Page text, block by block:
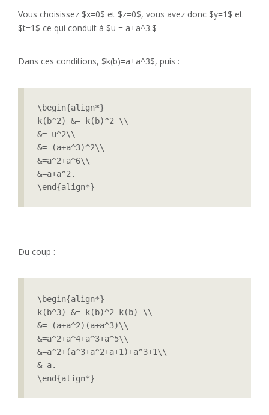
Vous choisissez $x=0$ et $z=0$, vous avez donc $y=1$ et
$t=1$ ce qui conduit à $u = a+a^3.$
Dans ces conditions, $k(b)=a+a^3$, puis :
\begin{align*}
k(b^2) &= k(b)^2 \\
&= u^2\\
&= (a+a^3)^2\\
&=a^2+a^6\\
&=a+a^2.
\end{align*}
Du coup :
\begin{align*}
k(b^3) &= k(b)^2 k(b) \\
&= (a+a^2)(a+a^3)\\
&=a^2+a^4+a^3+a^5\\
&=a^2+(a^3+a^2+a+1)+a^3+1\\
&=a.
\end{align*}